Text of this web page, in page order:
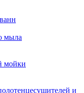
мыла
мойки
и